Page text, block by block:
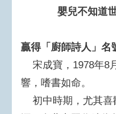
嬰兒不知道
贏得「廚師詩人」名
宋成寶，1978年8
響，嗜書如命。
初中時期，尤其喜